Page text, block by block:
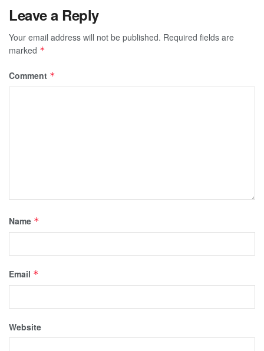
Leave a Reply
Your email address will not be published. Required fields are
marked *
Comment *
Name *
Email *
Website